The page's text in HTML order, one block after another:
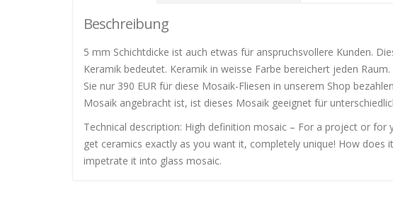
Beschreibung
5 mm Schichtdicke ist auch etwas für anspruchsvollere Kunden.
Keramik bedeutet. Keramik in weisse Farbe bereichert jeden
Sie nur 390 EUR für diese Mosaik-Fliesen in unserem Shop
Mosaik angebracht ist, ist dieses Mosaik geeignet für
Technical description: High definition mosaic – For a project or
get ceramics exactly as you want it, completely unique! How does
impetrate it into glass mosaic.